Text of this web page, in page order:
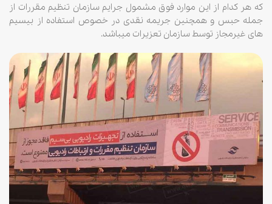
که هر کدام از این موارد فوق مشمول جرایم سازمان تنظیم مقررات از
جمله حبس و همچنین جریمه نقدی در خصوص استفاده از بیسیم
های غیرمجاز توسط سازمان تعزیرات میباشد.